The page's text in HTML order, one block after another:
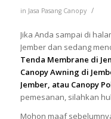
in Jasa Pasang Canopy /
Jika Anda sampai di
Jember dan sedang
Tenda Membrane di
Canopy Awning di
Jember, atau Canopy
pemesanan, silahkan
Mohon maaf